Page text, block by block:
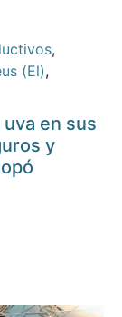
,
(El),
en sus
y